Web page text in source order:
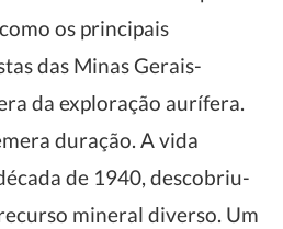
os principais
das Minas Gerais-
da exploração aurífera.
duração. A vida
de 1940, descobriu-
mineral diverso. Um